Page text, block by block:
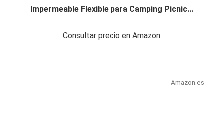
Impermeable Flexible para Camping Picnic...
Consultar precio en Amazon
Amazon.es